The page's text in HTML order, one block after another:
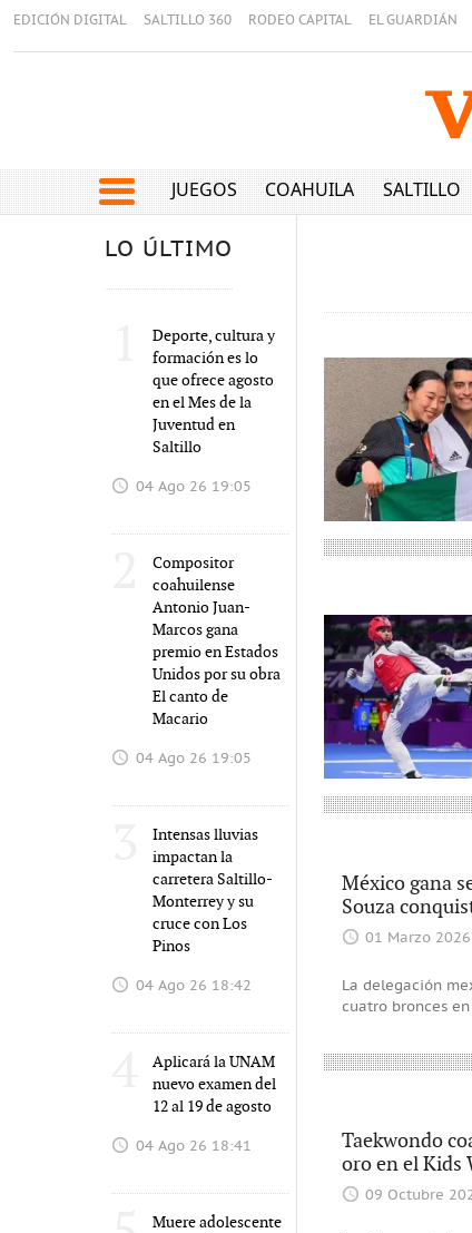
EDICIÓN DIGITAL SALTILLO 360 RODEO CAPITAL EL GUARDIÁN
JUEGOS COAHUILA SALTILLO
LO ÚLTIMO
Deporte, cultura y
formación es lo
que ofrece agosto
en el Mes de la
Juventud en
Saltillo
04 Ago 26 19:05
Compositor
coahuilense
Antonio Juan-
Marcos gana
premio en Estados
Unidos por su obra
El canto de
Macario
04 Ago 26 19:05
Intensas lluvias
impactan la
carretera Saltillo-
Monterrey y su
cruce con Los
Pinos
04 Ago 26 18:42
Aplicará la UNAM
nuevo examen del
12 al 19 de agosto
04 Ago 26 18:41
Muere adolescente
México gana
Souza
01 Marzo 2026
La delegación
cuatro bronces
Taekwondo
oro en el Kids
09 Octubre